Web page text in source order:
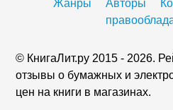
Жанры
Авторы
© КнигаЛит.ру 2015 - 2026.
отзывы о бумажных и
цен на книги в магазинах.